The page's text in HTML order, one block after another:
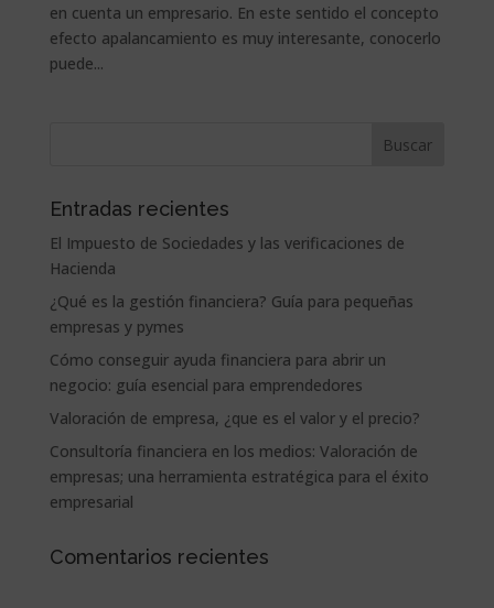
en cuenta un empresario. En este sentido el concepto
efecto apalancamiento es muy interesante, conocerlo
puede...
Entradas recientes
El Impuesto de Sociedades y las verificaciones de
Hacienda
¿Qué es la gestión financiera? Guía para pequeñas
empresas y pymes
Cómo conseguir ayuda financiera para abrir un
negocio: guía esencial para emprendedores
Valoración de empresa, ¿que es el valor y el precio?
Consultoría financiera en los medios: Valoración de
empresas; una herramienta estratégica para el éxito
empresarial
Comentarios recientes